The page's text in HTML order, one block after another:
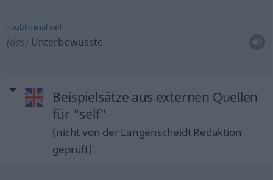
subliminal self
(das) Unterbewusste
Beispielsätze aus externen Quellen
für "self"
(nicht von der Langenscheidt Redaktion
geprüft)